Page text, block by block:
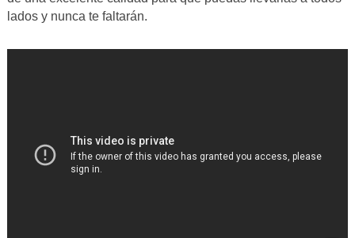
lados y nunca te faltarán.